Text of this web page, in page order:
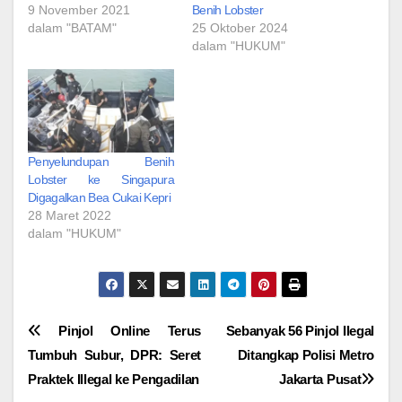
9 November 2021
dalam "BATAM"
Benih Lobster
25 Oktober 2024
dalam "HUKUM"
Penyelundupan Benih
Lobster ke Singapura
Digagalkan Bea Cukai Kepri
28 Maret 2022
dalam "HUKUM"
Navigasi
pos
Sebanyak 56 Pinjol Ilegal
Ditangkap Polisi Metro
Jakarta Pusat
Pinjol Online Terus
Tumbuh Subur, DPR: Seret
Praktek Illegal ke Pengadilan